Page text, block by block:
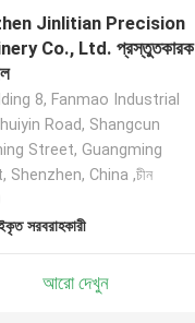
Jinlitian Precision
Co., Ltd. প্রস্তুতকারক
8, Fanmao Industrial
Road, Shangcun
Street, Guangming
Shenzhen, China ,চীন
সরবরাহকারী
আরো দেখুন